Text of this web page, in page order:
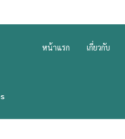
MENUหน้าแรก เกี่ยวกับ